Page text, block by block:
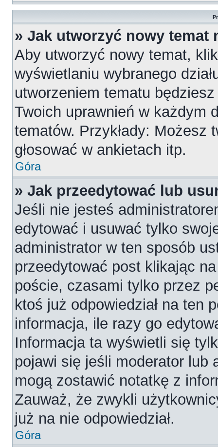
» Jak utworzyć nowy temat
Aby utworzyć nowy temat,
wyświetlaniu wybranego
utworzeniem tematu
Twoich uprawnień w każdym
tematów. Przykłady: Możesz
głosować w ankietach itp.
Góra
» Jak przeedytować lub
Jeśli nie jesteś
edytować i usuwać tylko
administrator w ten sposób
przeedytować post klikając
poście, czasami tylko przez
ktoś już odpowiedział na ten
informacja, ile razy go
Informacja ta wyświetli się
pojawi się jeśli moderator lub
mogą zostawić notatkę z
Zauważ, że zwykli
już na nie odpowiedział.
Góra